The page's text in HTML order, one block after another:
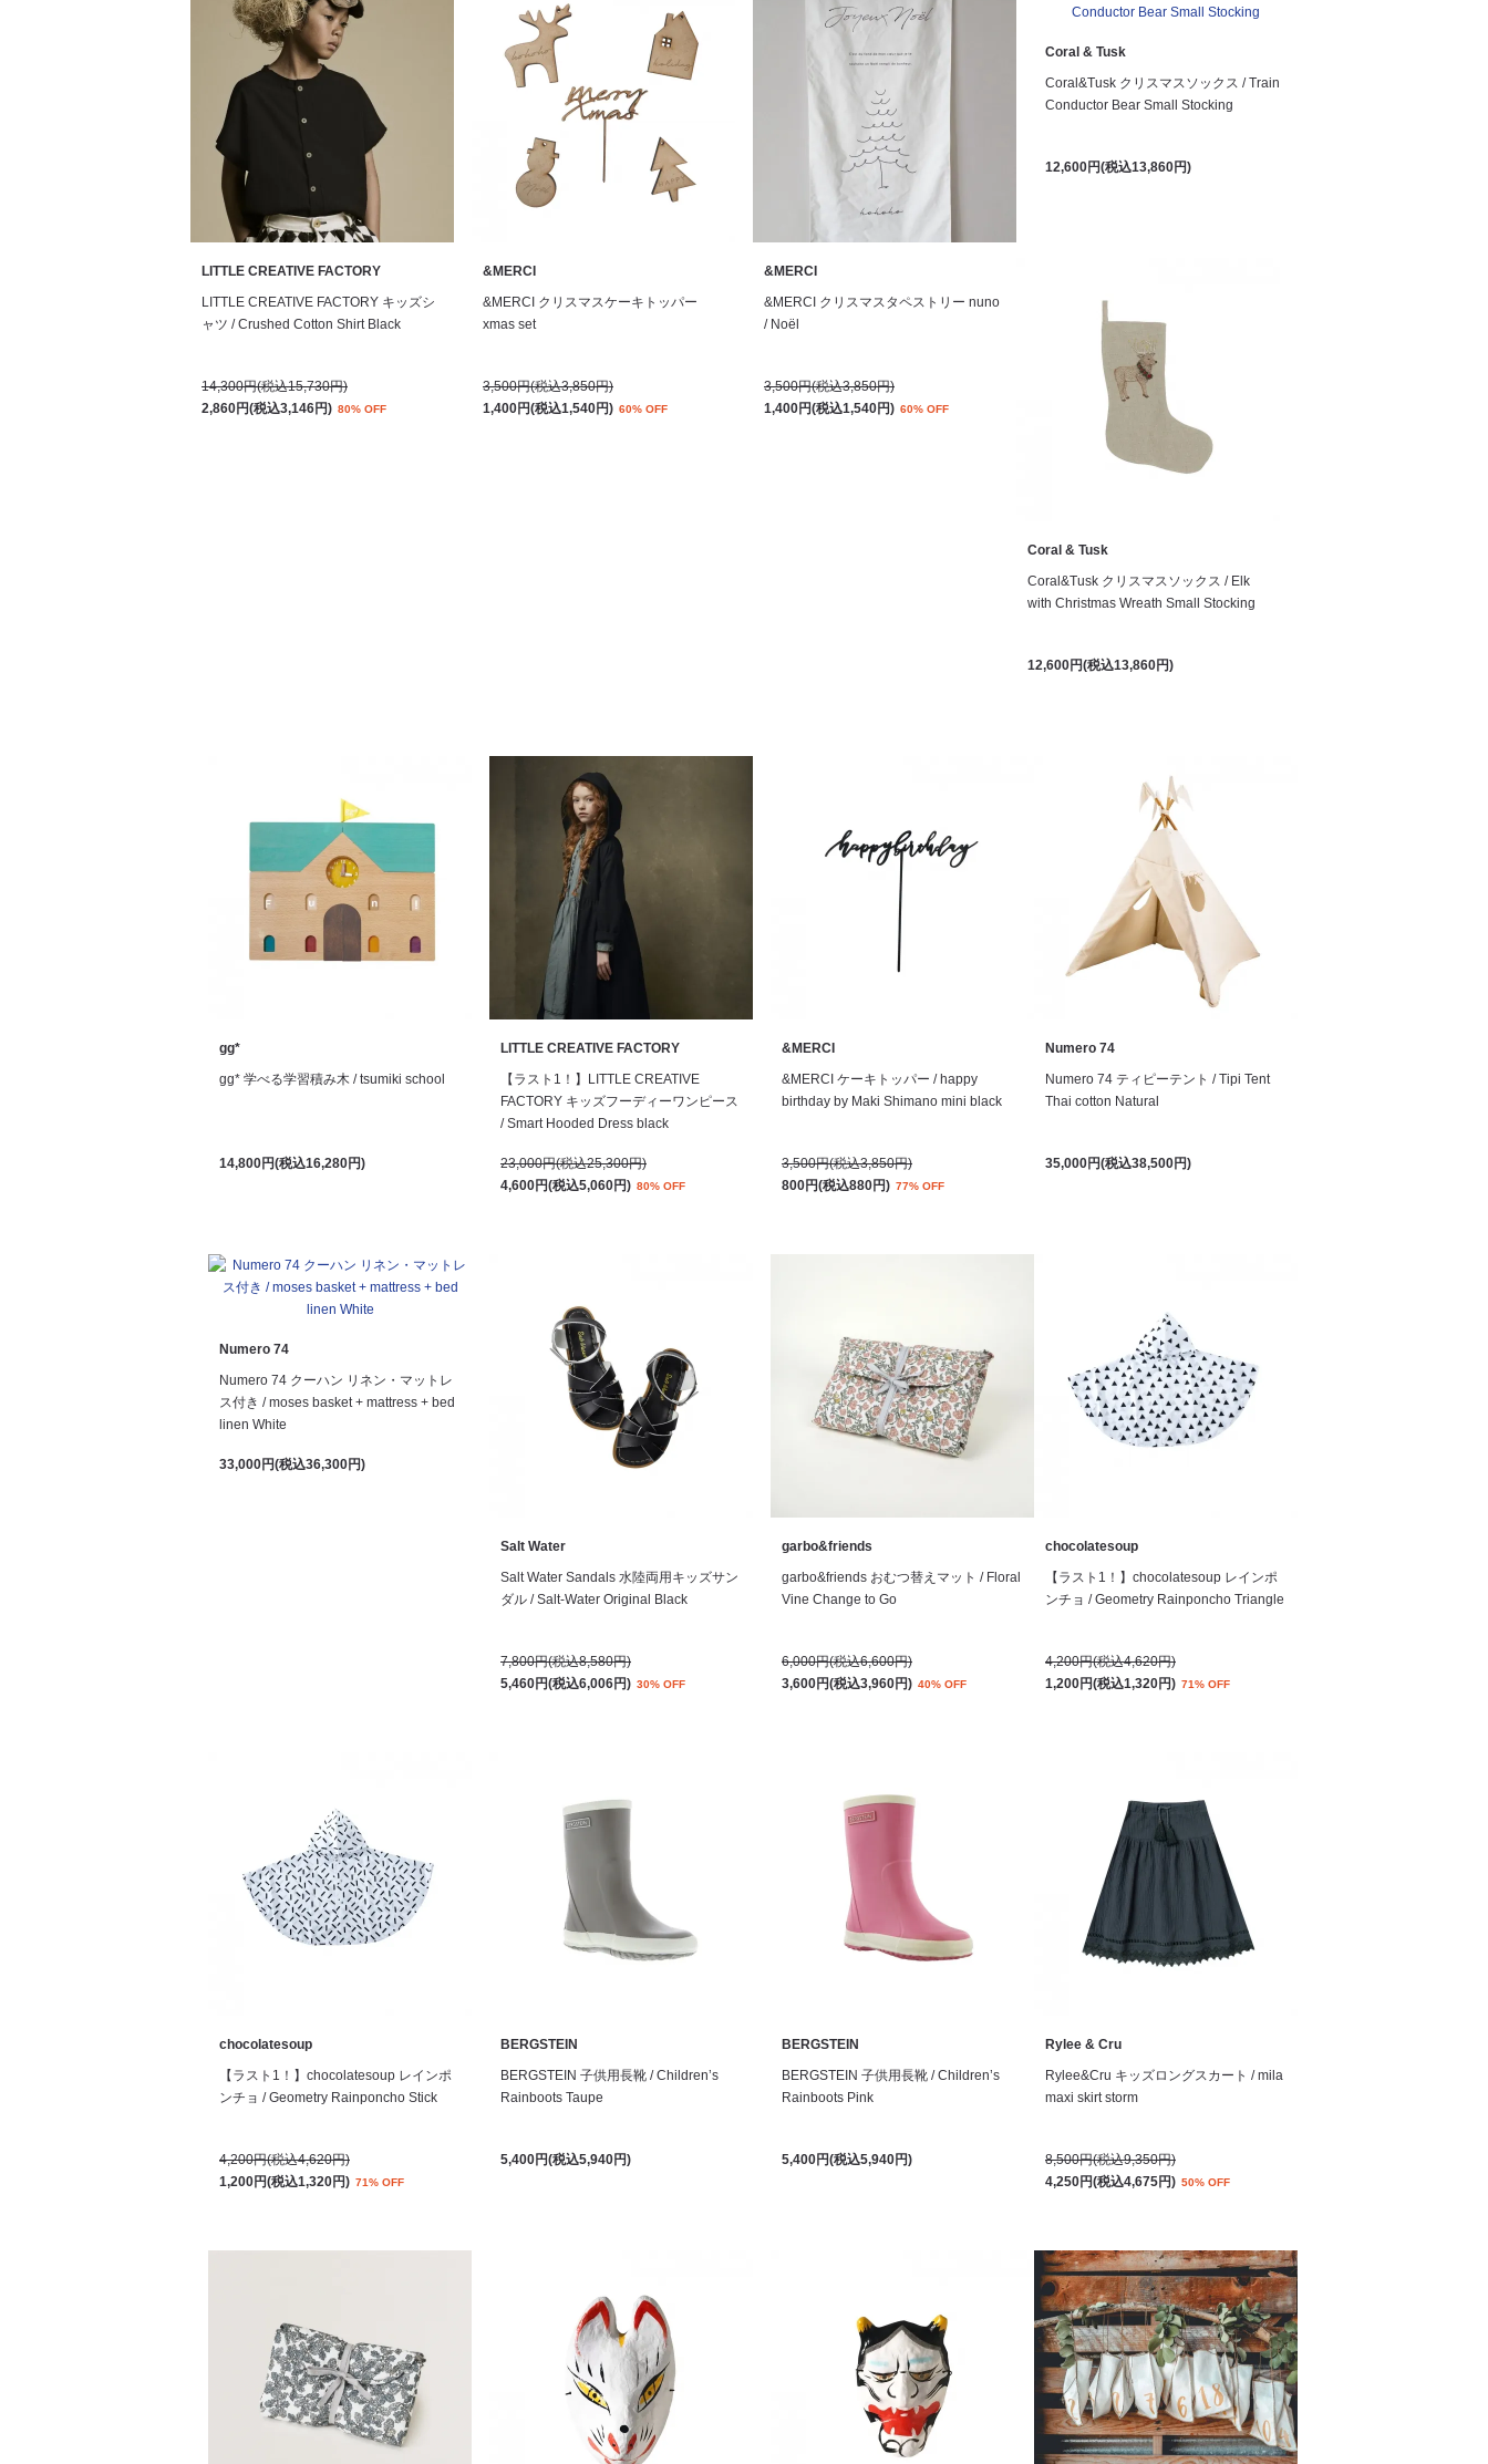
LITTLE CREATIVE FACTORY
LITTLE CREATIVE FACTORY キッズシ
ャツ / Crushed Cotton Shirt Black
14,300円(税込15,730円)
2,860円(税込3,146円) 80% OFF
&MERCI
&MERCI クリスマスケーキトッパー
xmas set
3,500円(税込3,850円)
1,400円(税込1,540円) 60% OFF
&MERCI
&MERCI クリスマスタペストリー nuno
/ Noël
3,500円(税込3,850円)
1,400円(税込1,540円) 60% OFF
Coral & Tusk
Coral&Tusk クリスマスソックス / Train
Conductor Bear Small Stocking
12,600円(税込13,860円)
Coral & Tusk
Coral&Tusk クリスマスソックス / Elk
with Christmas Wreath Small Stocking
12,600円(税込13,860円)
gg*
gg* 学べる学習積み木 / tsumiki school
14,800円(税込16,280円)
LITTLE CREATIVE FACTORY
【ラスト1！】LITTLE CREATIVE
FACTORY キッズフーディーワンピース
/ Smart Hooded Dress black
23,000円(税込25,300円)
4,600円(税込5,060円) 80% OFF
&MERCI
&MERCI ケーキトッパー / happy
birthday by Maki Shimano mini black
3,500円(税込3,850円)
800円(税込880円) 77% OFF
Numero 74
Numero 74 ティピーテント / Tipi Tent
Thai cotton Natural
35,000円(税込38,500円)
Numero 74
Numero 74 クーハン リネン・マットレ
ス付き / moses basket + mattress + bed
linen White
33,000円(税込36,300円)
Salt Water
Salt Water Sandals 水陸両用キッズサン
ダル / Salt-Water Original Black
7,800円(税込8,580円)
5,460円(税込6,006円) 30% OFF
garbo&friends
garbo&friends おむつ替えマット / Floral
Vine Change to Go
6,000円(税込6,600円)
3,600円(税込3,960円) 40% OFF
chocolatesoup
【ラスト1！】chocolatesoup レインポ
ンチョ / Geometry Rainponcho Triangle
4,200円(税込4,620円)
1,200円(税込1,320円) 71% OFF
chocolatesoup
【ラスト1！】chocolatesoup レインポ
ンチョ / Geometry Rainponcho Stick
4,200円(税込4,620円)
1,200円(税込1,320円) 71% OFF
BERGSTEIN
BERGSTEIN 子供用長靴 / Children’s
Rainboots Taupe
5,400円(税込5,940円)
BERGSTEIN
BERGSTEIN 子供用長靴 / Children’s
Rainboots Pink
5,400円(税込5,940円)
Rylee & Cru
Rylee&Cru キッズロングスカート / mila
maxi skirt storm
8,500円(税込9,350円)
4,250円(税込4,675円) 50% OFF